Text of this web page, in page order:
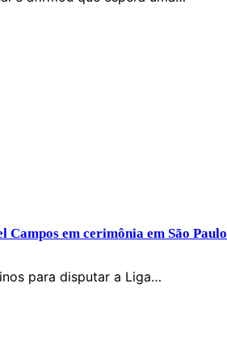
Campos em cerimônia em São Paulo
para disputar a Liga…